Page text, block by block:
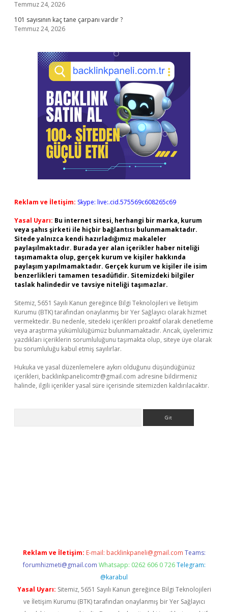
Temmuz 24, 2026
101 sayısının kaç tane çarpanı vardır ?
Temmuz 24, 2026
Reklam ve İletişim: Skype: live:.cid.575569c608265c69
Yasal Uyarı: Bu internet sitesi, herhangi bir marka, kurum
veya şahıs şirketi ile hiçbir bağlantısı bulunmamaktadır.
Sitede yalnızca kendi hazırladığımız makaleler
paylaşılmaktadır. Burada yer alan içerikler haber niteliği
taşımamakta olup, gerçek kurum ve kişiler hakkında
paylaşım yapılmamaktadır. Gerçek kurum ve kişiler ile isim
benzerlikleri tamamen tesadüfidir. Sitemizdeki bilgiler
taslak halindedir ve tavsiye niteliği taşımazlar.
Sitemiz, 5651 Sayılı Kanun gereğince Bilgi Teknolojileri ve İletişim
Kurumu (BTK) tarafından onaylanmış bir Yer Sağlayıcı olarak hizmet
vermektedir. Bu nedenle, sitedeki içerikleri proaktif olarak denetleme
veya araştırma yükümlülüğümüz bulunmamaktadır. Ancak, üyelerimiz
yazdıkları içeriklerin sorumluluğunu taşımakta olup, siteye üye olarak
bu sorumluluğu kabul etmiş sayılırlar.
Hukuka ve yasal düzenlemelere aykırı olduğunu düşündüğünüz
içerikleri, backlinkpanelicomtr@gmail.com adresine bildirmeniz
halinde, ilgili içerikler yasal süre içerisinde sitemizden kaldırılacaktır.
Reklam ve İletişim: E-mail: backlinkpaneli@gmail.com Teams:
forumhizmeti@gmail.com Whatsapp: 0262 606 0 726 Telegram:
@karabul
Yasal Uyarı: Sitemiz, 5651 Sayılı Kanun gereğince Bilgi Teknolojileri
ve İletişim Kurumu (BTK) tarafından onaylanmış bir Yer Sağlayıcı